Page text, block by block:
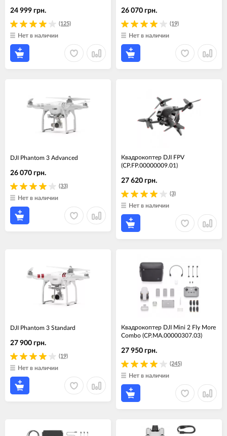
(125)
24 999 грн.
Нет в наличии
(19)
26 070 грн.
Нет в наличии
DJI Phantom 3 Advanced
(33)
26 070 грн.
Нет в наличии
Квадрокоптер DJI FPV
(CP.FP.00000009.01)
(3)
27 620 грн.
Нет в наличии
DJI Phantom 3 Standard
(19)
27 900 грн.
Нет в наличии
Квадрокоптер DJI Mini 2 Fly More
Combo (CP.MA.00000307.03)
(245)
27 950 грн.
Нет в наличии